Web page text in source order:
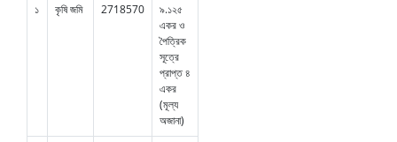
১ কৃষি জমি 2718570
৯.১২৫
একর ও
পৈত্রিক
সূত্রে
প্রাপ্ত ৪
একর
(মূল্য
অজানা)